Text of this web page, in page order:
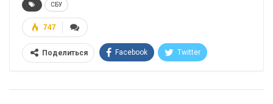
СБУ
747
Поделиться Facebook Twitter